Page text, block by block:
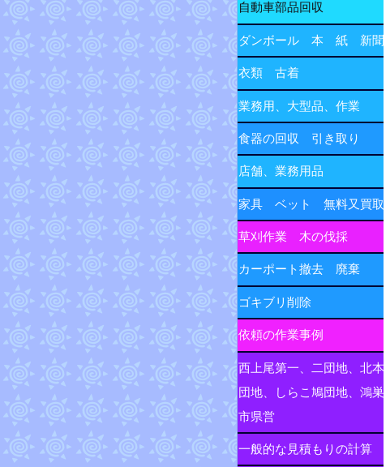
自動車部品回収
ダンボール 本 紙 新聞
衣類 古着
業務用、大型品、作業
食器の回収 引き取り
店舗、業務用品
家具 ベット 無料又買取
草刈作業 木の伐採
カーポート撤去 廃棄
ゴキブリ削除
依頼の作業事例
西上尾第一、二団地、北本
団地、しらこ鳩団地、鴻巣
市県営
一般的な見積もりの計算